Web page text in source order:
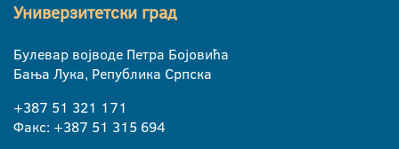
Универзитетски град
Булевар војводе Петра Бојовића
Бања Лука, Република Српска
+387 51 321 171
Факс: +387 51 315 694